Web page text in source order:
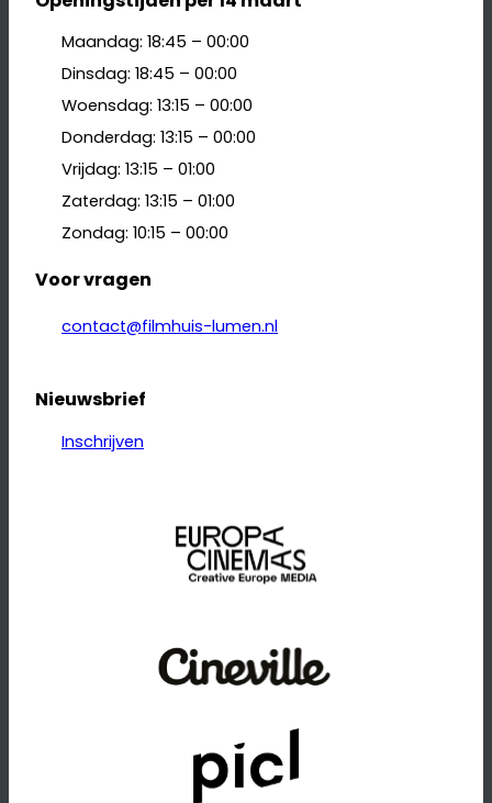
Maandag: 18:45 – 00:00
Dinsdag: 18:45 – 00:00
Woensdag: 13:15 – 00:00
Donderdag: 13:15 – 00:00
Vrijdag: 13:15 – 01:00
Zaterdag: 13:15 – 01:00
Zondag: 10:15 – 00:00
Voor vragen
contact@filmhuis-lumen.nl
Nieuwsbrief
Inschrijven